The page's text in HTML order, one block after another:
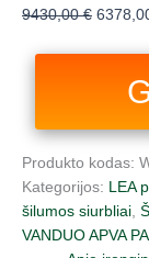
9430,00€
Produkto kodas:
Kategorijos:
LEA
šilumos siurbliai
VANDUO APVA